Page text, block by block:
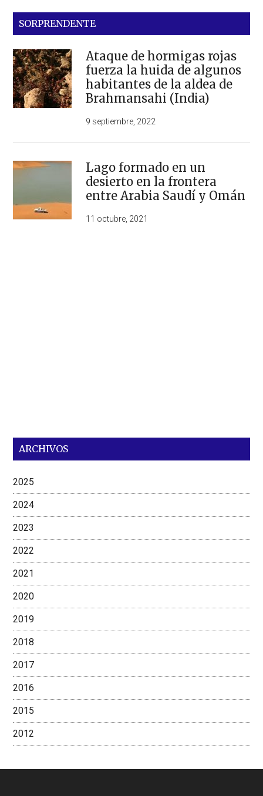
SORPRENDENTE
Ataque de hormigas rojas
fuerza la huida de algunos
habitantes de la aldea de
Brahmansahi (India)
9 septiembre, 2022
Lago formado en un
desierto en la frontera
entre Arabia Saudí y Omán
11 octubre, 2021
ARCHIVOS
2025
2024
2023
2022
2021
2020
2019
2018
2017
2016
2015
2012